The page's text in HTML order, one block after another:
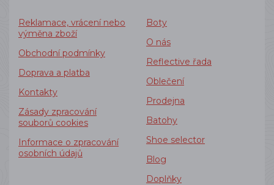
Reklamace, vrácení nebo
výměna zboží
Obchodní podmínky
Doprava a platba
Kontakty
Zásady zpracování
souborů cookies
Informace o zpracování
osobních údajů
Boty
O nás
Reflective řada
Oblečení
Prodejna
Batohy
Shoe selector
Blog
Doplňky